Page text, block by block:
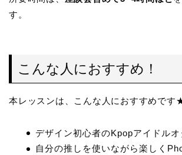
す。
こんな人におすすめ！
本レッスンは、こんな人におすすめです
デザイン初心者のKpopアイドルオ
自分の推しを使いながら楽しく